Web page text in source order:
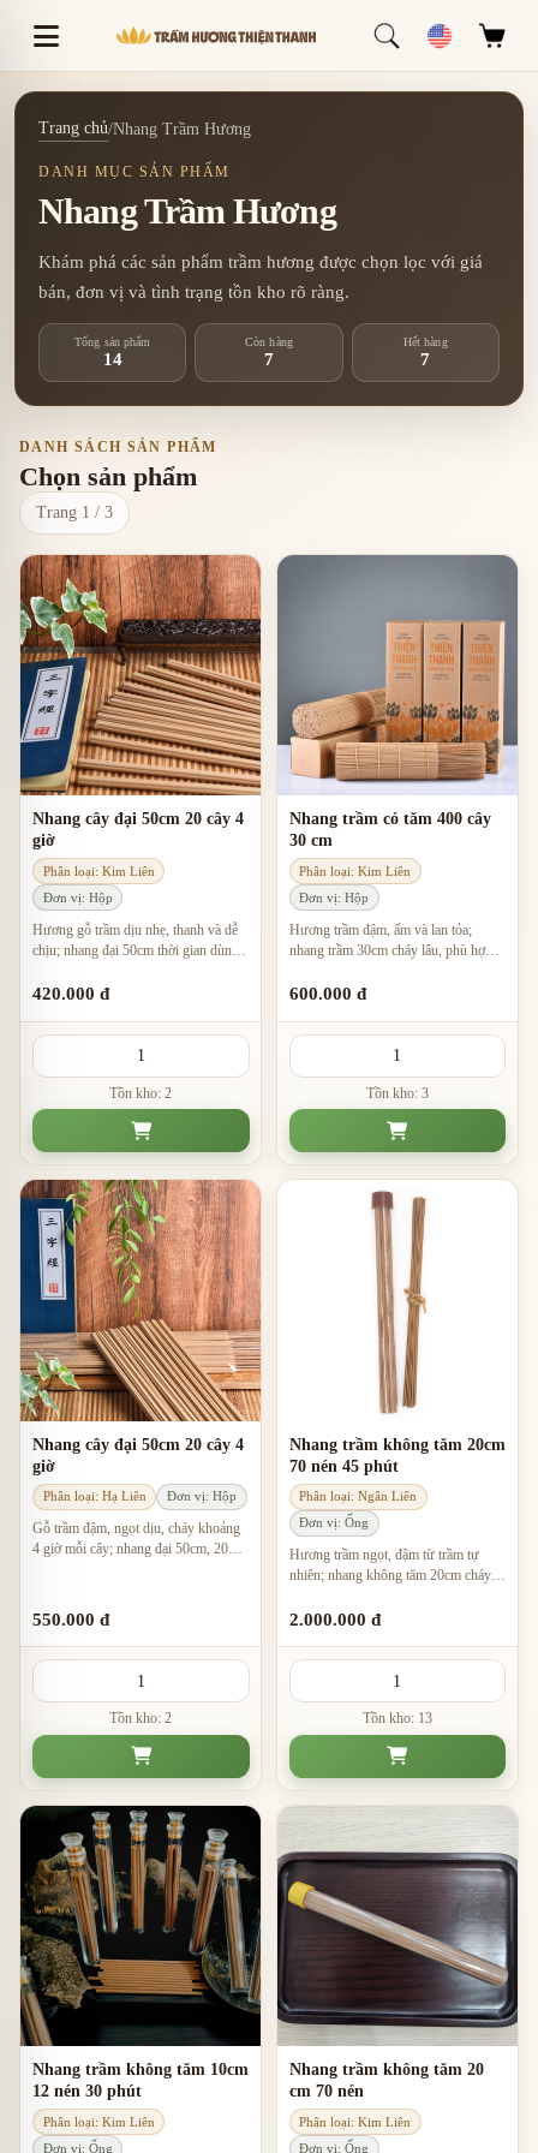
Trang chủ/Nhang Trầm Hương
DANH MỤC SẢN PHẨM
Nhang Trầm Hương
Khám phá các sản phẩm trầm hương được chọn lọc với giá
bán, đơn vị và tình trạng tồn kho rõ ràng.
Tổng sản phẩm
14
Còn hàng
7
Hết hàng
7
DANH SÁCH SẢN PHẨM
Chọn sản phẩm
Trang 1 / 3
Nhang cây đại 50cm 20 cây 4
giờ
Phân loại: Kim Liên
Đơn vị: Hộp
Hương gỗ trầm dịu nhẹ, thanh và dễ
chịu; nhang đại 50cm thời gian dùng
gian thư giãn.
420.000 đ
Tồn kho: 2
Nhang trầm có tăm 400 cây
30 cm
Phân loại: Kim Liên
Đơn vị: Hộp
Hương trầm đậm, ấm và lan tỏa;
nhang trầm 30cm cháy lâu, phù hợp
600.000 đ
Tồn kho: 3
Nhang cây đại 50cm 20 cây 4
giờ
Phân loại: Hạ Liên Đơn vị: Hộp
Gỗ trầm đậm, ngọt dịu, cháy khoảng
4 giờ mỗi cây; nhang đại 50cm, 20
550.000 đ
Tồn kho: 2
Nhang trầm không tăm 20cm
70 nén 45 phút
Phân loại: Ngân Liên
Đơn vị: Ống
Hương trầm ngọt, đậm từ trầm tự
nhiên; nhang không tăm 20cm cháy
giãn.
2.000.000 đ
Tồn kho: 13
Nhang trầm không tăm 10cm
12 nén 30 phút
Phân loại: Kim Liên
Đơn vị: Ống
Nhang trầm không tăm 20
cm 70 nén
Phân loại: Kim Liên
Đơn vị: Ống